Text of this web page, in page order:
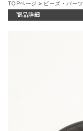
TOPページ > ビーズ・パーツ